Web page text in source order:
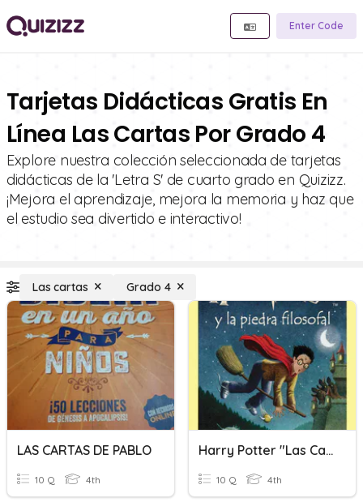
Enter Code
Tarjetas Didácticas Gratis En
Línea Las Cartas Por Grado 4
Explore nuestra colección seleccionada de tarjetas
didácticas de la 'Letra S' de cuarto grado en Quizizz.
¡Mejora el aprendizaje, mejora la memoria y haz que
el estudio sea divertido e interactivo!
Las cartas Grado 4
LAS CARTAS DE PABLO
10 Q 4th
Harry Potter "Las Cartas De Nadie" Capítulo 3
10 Q 4th